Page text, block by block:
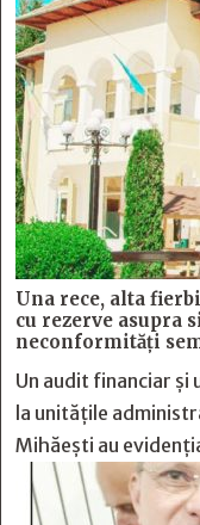
Una rece, alta
cu rezerve asupra
neconformităţi
Un audit financiar
la unitățile
Mihăești au